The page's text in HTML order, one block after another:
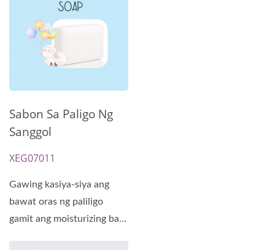
Sabon Sa Paligo Ng
Sanggol
XEG07011
Gawing kasiya-siya ang
bawat oras ng paliligo
gamit ang moisturizing bath